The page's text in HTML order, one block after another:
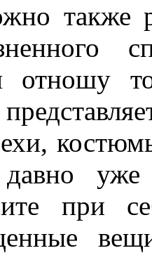
также
отношу
давно
при